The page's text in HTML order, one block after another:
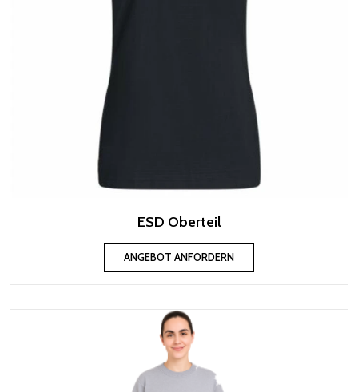
ESD Oberteil
ANGEBOT ANFORDERN